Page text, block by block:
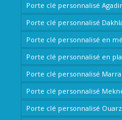
Porte clé personnalisé Agadir
Porte clé personnalisé
Porte clé personnalisé en
Porte clé personnalisé en
Porte clé personnalisé
Porte clé personnalisé
Porte clé personnalisé